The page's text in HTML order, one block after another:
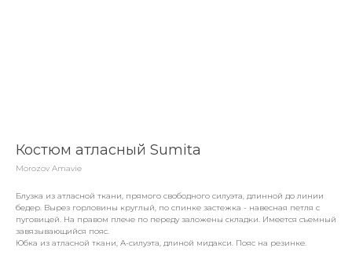
Костюм атласный Sumita
Morozov Amavie
Блузка из атласной ткани, прямого свободного силуэта, длинной до линии
бедер. Вырез горловины круглый, по спинке застежка - навесная петля с
пуговицей. На правом плече по переду заложены складки. Имеется съемный
завязывающийся пояс.
Юбка из атласной ткани, А-силуэта, длиной мидакси. Пояс на резинке.